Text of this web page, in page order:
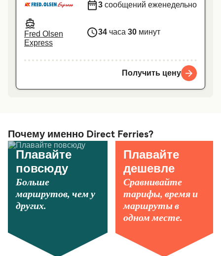
Fred Olsen
Express
3 сообщений еженедельно
34 часа 30 минут
Получить цену
Почему именно Direct Ferries?
Плавайте
повсюду
Больше
маршрутов, чем у
других.
Плавайте
дешевле
Сравнивайте
тарифы, время и
маршруты в
одном месте.